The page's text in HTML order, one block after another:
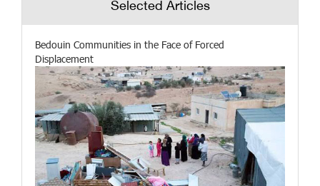
Selected Articles
Bedouin Communities in the Face of Forced
Displacement